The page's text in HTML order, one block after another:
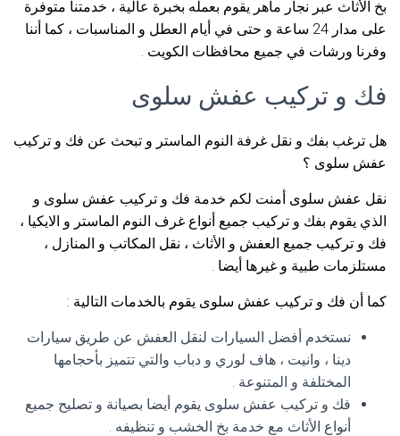
بخ الأثاث عبر نجار ماهر يقوم بعمله بخبرة عالية ، خدمتنا متوفرة
على مدار 24 ساعة و حتى في أيام العطل و المناسبات ، كما أننا
وفرنا ورشات في جميع محافظات الكويت .
فك و تركيب عفش سلوى
هل ترغب بفك و نقل غرفة النوم الماستر و تبحث عن فك و تركيب
عفش سلوى ؟
نقل عفش سلوى أمنت لكم خدمة فك و تركيب عفش سلوى و
الذي يقوم بفك و تركيب جميع أنواع غرف النوم الماستر و الايكيا ،
فك و تركيب جميع العفش و الأثاث ، نقل المكاتب و المنازل ،
مستلزمات طبية و غيرها أيضا .
كما أن فك و تركيب عفش سلوى يقوم بالخدمات التالية :
نستخدم أفضل السيارات لنقل العفش عن طريق سيارات
دينا ، وانيت ، هاف لوري و دباب والتي تتميز بأحجامها
المختلفة و المتنوعة .
فك و تركيب عفش سلوى يقوم أيضا بصيانة و تصليح جميع
أنواع الأثاث مع خدمة بخ الخشب و تنظيفه .